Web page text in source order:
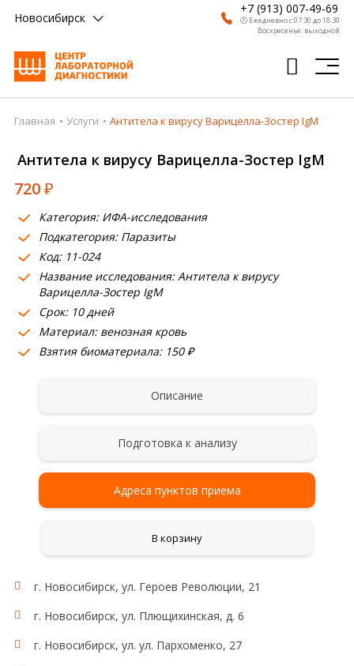
Новосибирск
+7 (913) 007-49-69
🕗 Ежедневно с 07:30 до 18:30
Воскресенье: выходной
Главная
Анализы
Врачи
Получить результат
Пациентам
О компании
Где сдать
Партнерам
Главная Услуги Антитела к вирусу Варицелла-Зостер IgM
Антитела к вирусу Варицелла-Зостер IgM
720₽
Категория: ИФА-исследования
Подкатегория: Паразиты
Код: 11-024
Название исследования: Антитела к вирусу
Варицелла-Зостер IgM
Срок: 10 дней
Материал: венозная кровь
Взятия биоматериала: 150 ₽
Описание
Подготовка к анализу
Адреса пунктов приема
В корзину
г. Новосибирск, ул. Героев Революции, 21
г. Новосибирск, ул. Плющихинская, д. 6
г. Новосибирск, ул. ул. Пархоменко, 27